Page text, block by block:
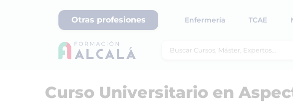
Otras profesiones Enfermería TCAE
Curso Universitario en